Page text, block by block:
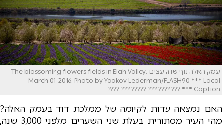
עמק האלה נוף שדה עצים The blossoming flowers fields in Elah Valley.
March 01, 2016. Photo by Yaakov Lederman/FLASH90 *** Local
Caption *** ??? ???? ??? ????? ??? ????
האם נמצאה עדות לקיומה של ממלכת דוד בעמק האלה?
מהי העיר מסתורית בעלת שני השערים מלפני 3,000 שנה,